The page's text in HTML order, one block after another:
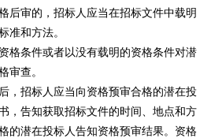
后审的，招标人应当在招标文件中载明
准和方法。
条件或者以没有载明的资格条件对潜
审查。
招标人应当向资格预审合格的潜在投
，告知获取招标文件的时间、地点和方
的潜在投标人告知资格预审结果。资格